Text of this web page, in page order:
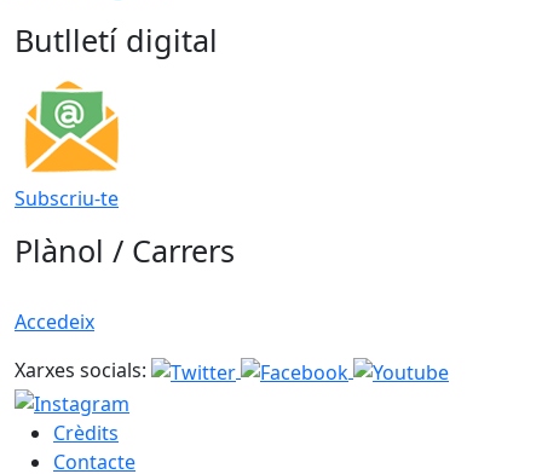
Butlletí digital
Subscriu-te
Plànol / Carrers
Accedeix
Xarxes socials:
Crèdits
Contacte